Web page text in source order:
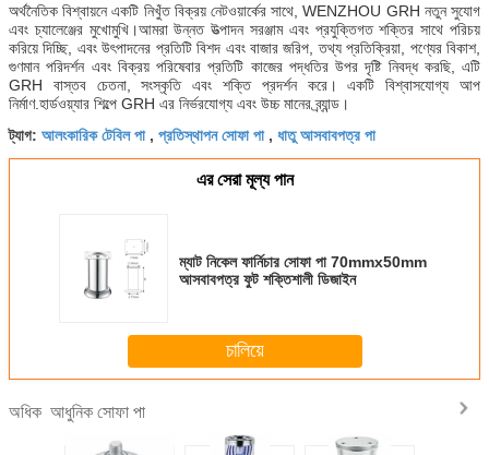
অর্থনৈতিক বিশ্বায়নে একটি নিখুঁত বিক্রয় নেটওয়ার্কের সাথে, WENZHOU GRH নতুন সুযোগ
এবং চ্যালেঞ্জের মুখোমুখি।আমরা উন্নত উত্পাদন সরঞ্জাম এবং প্রযুক্তিগত শক্তির সাথে পরিচয়
করিয়ে দিচ্ছি, এবং উৎপাদনের প্রতিটি বিশদ এবং বাজার জরিপ, তথ্য প্রতিক্রিয়া, পণ্যের বিকাশ,
গুণমান পরিদর্শন এবং বিক্রয় পরিষেবার প্রতিটি কাজের পদ্ধতির উপর দৃষ্টি নিবদ্ধ করছি, এটি
GRH বাস্তব চেতনা, সংস্কৃতি এবং শক্তি প্রদর্শন করে। একটি বিশ্বাসযোগ্য আপ
নির্মাণ.হার্ডওয়্যার শিল্পে GRH এর নির্ভরযোগ্য এবং উচ্চ মানের ব্র্যান্ড।
ট্যাগ: আলংকারিক টেবিল পা, প্রতিস্থাপন সোফা পা, ধাতু আসবাবপত্র পা
এর সেরা মূল্য পান
ম্যাট নিকেল ফার্নিচার সোফা পা 70mmx50mm
আসবাবপত্র ফুট শক্তিশালী ডিজাইন
চালিয়ে
অধিক আধুনিক সোফা পা